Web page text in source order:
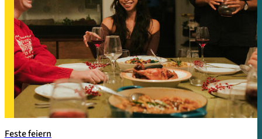
Feste feiern